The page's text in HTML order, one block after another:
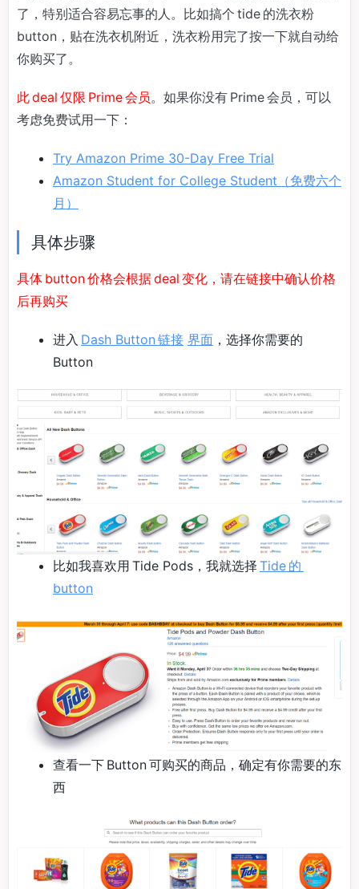
了，特别适合容易忘事的人。比如搞个 tide 的洗衣粉
button，贴在洗衣机附近，洗衣粉用完了按一下就自动给
你购买了。
此 deal 仅限 Prime 会员。如果你没有 Prime 会员，可以
考虑免费试用一下：
Try Amazon Prime 30-Day Free Trial
Amazon Student for College Student（免费六个
月）
具体步骤
具体 button 价格会根据 deal 变化，请在链接中确认价格
后再购买
进入 Dash Button 链接 界面 ，选择你需要的
Button
比如我喜欢用 Tide Pods，我就选择 Tide 的
button
查看一下 Button 可购买的商品，确定有你需要的东
西